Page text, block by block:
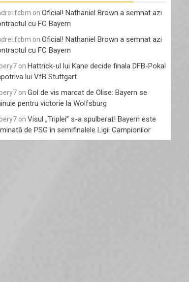
on Oficial! Nathaniel Brown a semnat azi
cu FC Bayern
on Oficial! Nathaniel Brown a semnat azi
cu FC Bayern
on Hattrick-ul lui Kane decide finala DFB-Pokal
lui VfB Stuttgart
on Gol de vis marcat de Olise: Bayern se
pentru victorie la Wolfsburg
on Visul „Triplei” s-a spulberat! Bayern este
de PSG în semifinalele Ligii Campionilor